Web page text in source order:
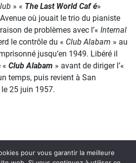
» « The Last World Caf é»
où jouait le trio du pianiste
de problèmes avec l’« Internal
le contrôle du « Club Alabam » au
jusqu’en 1949. Libéré il
« Club Alabam » avant de diriger l’«
temps, puis revient à San
25 juin 1957.
pour vous garantir la meilleure